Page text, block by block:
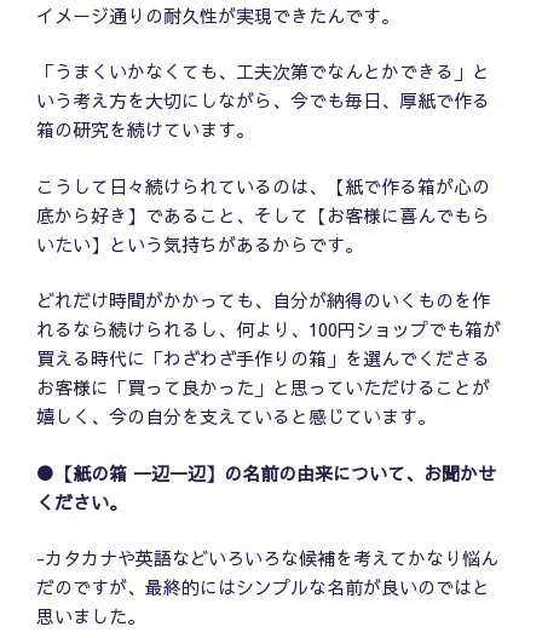
イメージ通りの耐久性が実現できたんです。
「うまくいかなくても、工夫次第でなんとかできる」と
いう考え方を大切にしながら、今でも毎日、厚紙で作る
箱の研究を続けています。
こうして日々続けられているのは、【紙で作る箱が心の
底から好き】であること、そして【お客様に喜んでもら
いたい】という気持ちがあるからです。
どれだけ時間がかかっても、自分が納得のいくものを作
れるなら続けられるし、何より、100円ショップでも箱が
買える時代に「わざわざ手作りの箱」を選んでくださる
お客様に「買って良かった」と思っていただけることが
嬉しく、今の自分を支えていると感じています。
●【紙の箱 一辺一辺】の名前の由来について、お聞かせ
ください。
-カタカナや英語などいろいろな候補を考えてかなり悩ん
だのですが、最終的にはシンプルな名前が良いのではと
思いました。